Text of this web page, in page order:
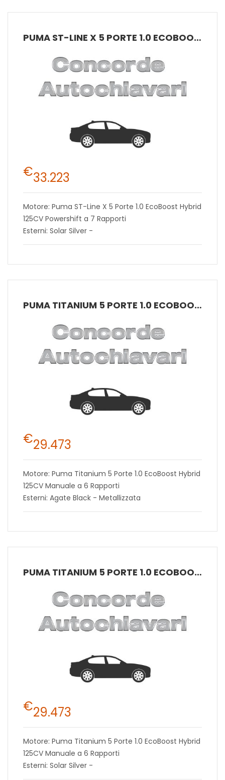
PUMA ST-LINE X 5 PORTE 1.0 ECOBOOST HYBRID 125CV POWERSHIFT A 7 RAPPORTI
€33.223
Motore: Puma ST-Line X 5 Porte 1.0 EcoBoost Hybrid
125CV Powershift a 7 Rapporti
Esterni: Solar Silver -
PUMA TITANIUM 5 PORTE 1.0 ECOBOOST HYBRID 125CV MANUALE A 6 RAPPORTI
€29.473
Motore: Puma Titanium 5 Porte 1.0 EcoBoost Hybrid
125CV Manuale a 6 Rapporti
Esterni: Agate Black - Metallizzata
PUMA TITANIUM 5 PORTE 1.0 ECOBOOST HYBRID 125CV MANUALE A 6 RAPPORTI
€29.473
Motore: Puma Titanium 5 Porte 1.0 EcoBoost Hybrid
125CV Manuale a 6 Rapporti
Esterni: Solar Silver -